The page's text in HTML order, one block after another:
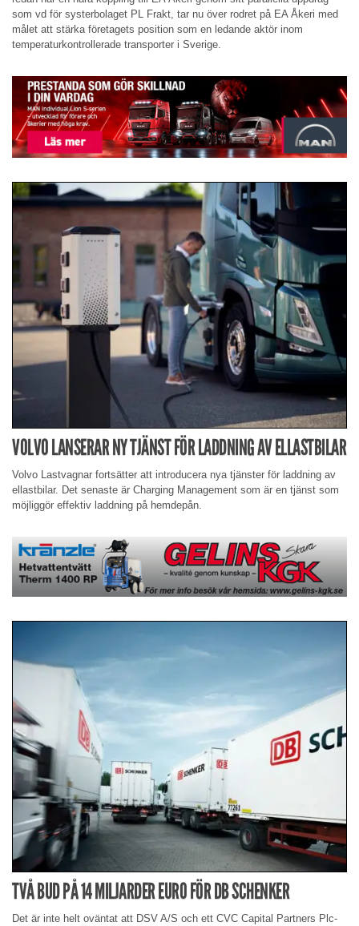
som vd för systerbolaget PL Frakt, tar nu över rodret på EA Åkeri med
målet att stärka företagets position som en ledande aktör inom
temperaturkontrollerade transporter i Sverige.
VOLVO LANSERAR NY TJÄNST FÖR LADDNING AV ELLASTBILAR
Volvo Lastvagnar fortsätter att introducera nya tjänster för laddning av
ellastbilar. Det senaste är Charging Management som är en tjänst som
möjliggör effektiv laddning på hemdepån.
TVÅ BUD PÅ 14 MILJARDER EURO FÖR DB SCHENKER
Det är inte helt oväntat att DSV A/S och ett CVC Capital Partners Plc-